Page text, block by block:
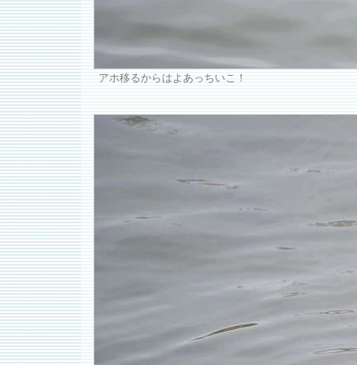
アホ移るからはよあっちいこ！